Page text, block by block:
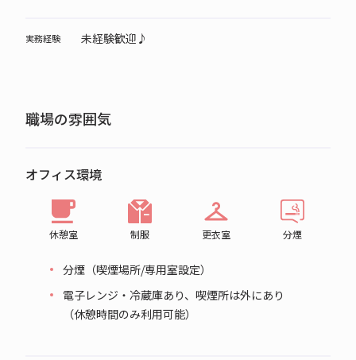
実務経験 未経験歓迎♪
職場の雰囲気
オフィス環境
休憩室 制服 更衣室 分煙
分煙（喫煙場所/専用室設定）
電子レンジ・冷蔵庫あり、喫煙所は外にあり
（休憩時間のみ利用可能）